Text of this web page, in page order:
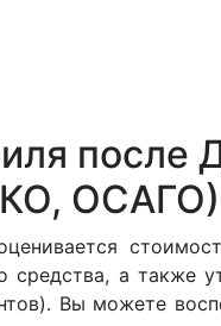
после
ОСАГО)
средства, а
Вы можете